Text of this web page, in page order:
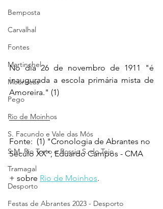
Bemposta
Carvalhal
Fontes
Martinchel
Mouriscas
Pego
Rio de Moinhos
S. Facundo e Vale das Mós
S.M. Rio Torto e Rossio S. do Tejo
Tramagal
Desporto
Festas de Abrantes 2023 - Desporto
No dia 26 de novembro de 1911 "é
inaugurada a escola primária mista de
Amoreira." (1)
__________
Fonte:  (1) "Cronologia de Abrantes no
Século XX", Eduardo Campos - CMA
+ sobre Rio de Moinhos.